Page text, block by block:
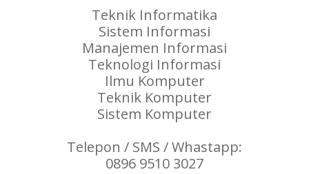
Teknik Informatika
Sistem Informasi
Manajemen Informasi
Teknologi Informasi
Ilmu Komputer
Teknik Komputer
Sistem Komputer
Telepon / SMS / Whastapp:
0896 9510 3027